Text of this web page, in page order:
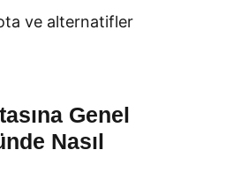
ve alternatifler
Genel
Nasıl